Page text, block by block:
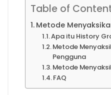
Table of
Metode
Apa itu History
Metode
Pengguna
Metode
FAQ